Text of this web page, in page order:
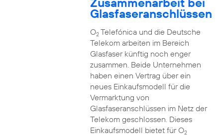
Glasfaseranschlüssen
O2Telefónica und die Deutsche
Telekom arbeiten im Bereich
Glasfaser künftig noch enger
zusammen. Beide Unternehmen
haben einen Vertrag über ein
neues Einkaufsmodell für die
Vermarktung von
Glasfaseranschlüssen im Netz der
Telekom geschlossen. Dieses
Einkaufsmodell bietet für O2